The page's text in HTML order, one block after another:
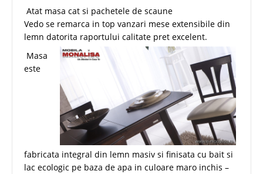
Atat masa cat si pachetele de scaune
Vedo se remarca in top vanzari mese extensibile din
lemn datorita raportului calitate pret excelent.
Masa
este
fabricata integral din lemn masiv si finisata cu bait si
lac ecologic pe baza de apa in culoare maro inchis –